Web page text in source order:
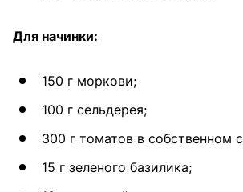
Для начинки:
150 г моркови;
100 г сельдерея;
300 г томатов в собственном
15 г зеленого базилика;